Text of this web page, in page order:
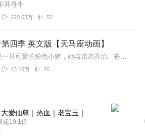
开母牛
220.63万 52
四季 英文版【天马座动画】
小猪佩奇是一只可爱的粉色小猪，她与弟弟乔治、爸爸、妈妈快乐地住在一起。小猪佩奇最喜欢做的事情是玩游戏，打扮的漂漂亮亮，度假，以及住在小泥坑里快乐的跳上跳下。除了...
43.10万 26
超19.1亿